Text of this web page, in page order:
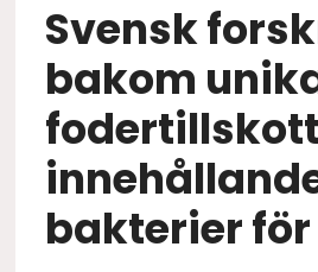
Svensk
bakom
fodertillskott
bakterier